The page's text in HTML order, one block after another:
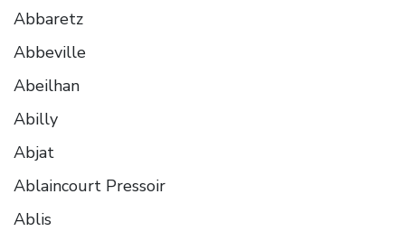
Abbaretz
Abbeville
Abeilhan
Abilly
Abjat
Ablaincourt Pressoir
Ablis